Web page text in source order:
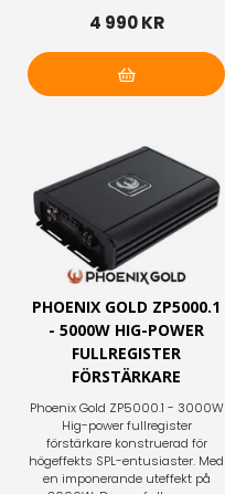
4 990 KR
PHOENIX GOLD ZP5000.1
- 5000W HIG-POWER
FULLREGISTER
FÖRSTÄRKARE
Phoenix Gold ZP5000.1 - 3000W
Hig-power fullregister
förstärkare konstruerad för
högeffekts SPL-entusiaster. Med
en imponerande uteffekt på